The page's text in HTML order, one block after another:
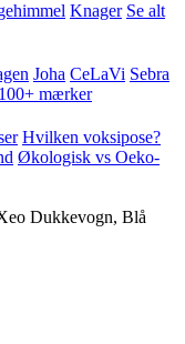
Knager Se alt
Joha CeLaVi Sebra
mærker
Hvilken voksipose?
Økologisk vs Oeko-
Dukkevogn, Blå